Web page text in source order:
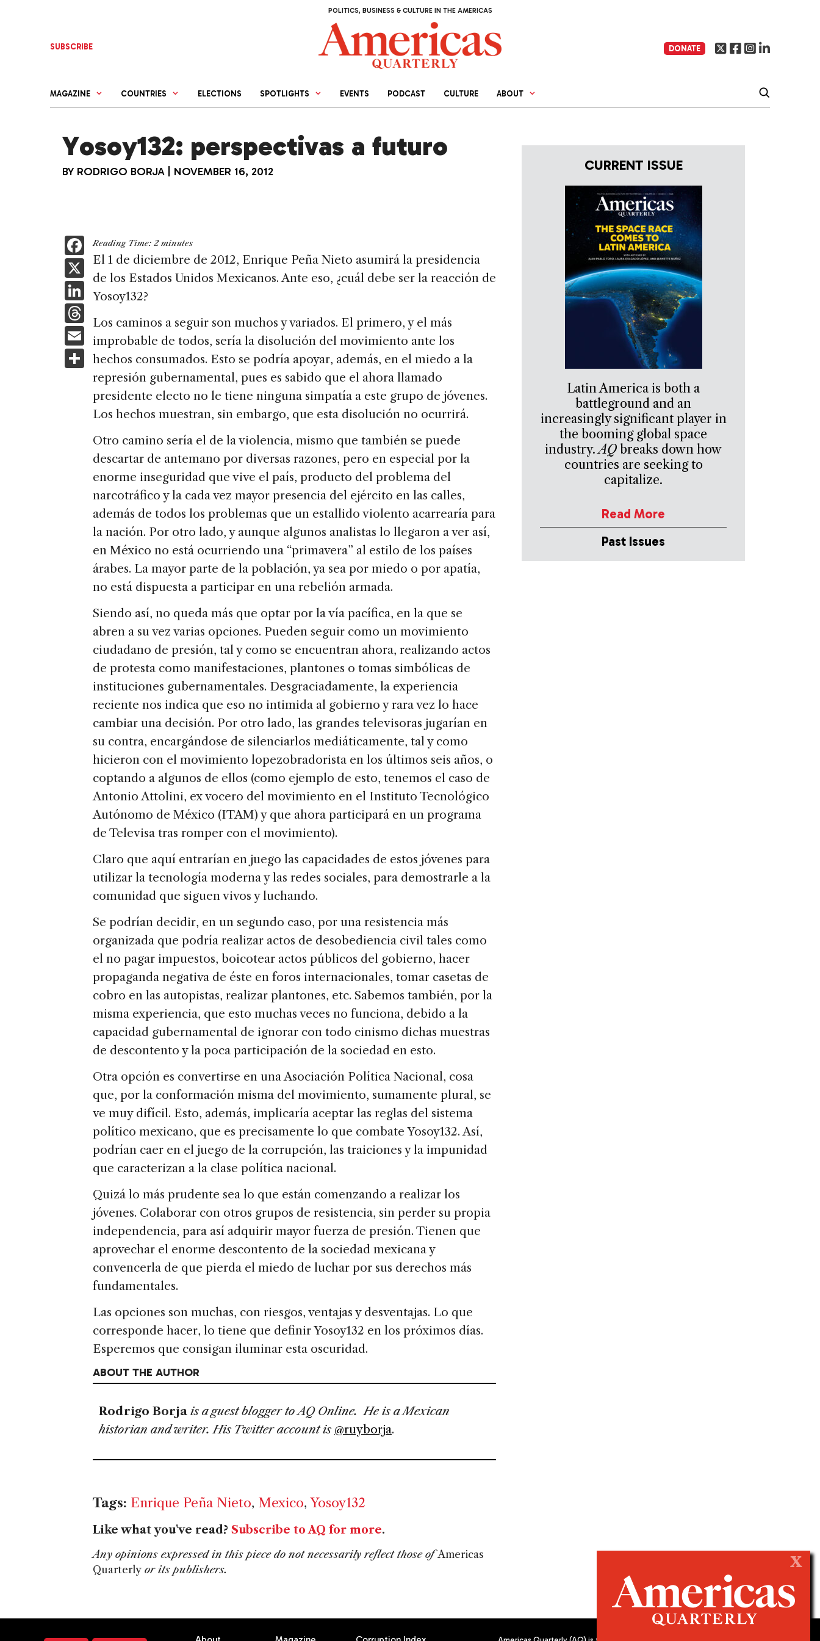
POLITICS, BUSINESS & CULTURE IN THE AMERICAS
SUBSCRIBE DONATE
MAGAZINE COUNTRIES ELECTIONS SPOTLIGHTS EVENTS PODCAST CULTURE ABOUT
Yosoy132: perspectivas a futuro
BY RODRIGO BORJA NOVEMBER 16, 2012
F
a
c
b
o
o
k
X
Li
k
e
dI
n
T
h
re
a
d
E
m
ai
S
h
ar
e
Reading Time: 2 minutes
El 1 de diciembre de 2012, Enrique Peña Nieto asumirá la presidencia
de los Estados Unidos Mexicanos. Ante eso, ¿cuál debe ser la reacción de
Yosoy132?
Los caminos a seguir son muchos y variados. El primero, y el más
improbable de todos, sería la disolución del movimiento ante los
hechos consumados. Esto se podría apoyar, además, en el miedo a la
represión gubernamental, pues es sabido que el ahora llamado
presidente electo no le tiene ninguna simpatía a este grupo de jóvenes.
Los hechos muestran, sin embargo, que esta disolución no ocurrirá.
Otro camino sería el de la violencia, mismo que también se puede
descartar de antemano por diversas razones, pero en especial por la
enorme inseguridad que vive el país, producto del problema del
narcotráfico y la cada vez mayor presencia del ejército en las calles,
además de todos los problemas que un estallido violento acarrearía para
la nación. Por otro lado, y aunque algunos analistas lo llegaron a ver así,
en México no está ocurriendo una “primavera” al estilo de los países
árabes. La mayor parte de la población, ya sea por miedo o por apatía,
no está dispuesta a participar en una rebelión armada.
Siendo así, no queda más que optar por la vía pacífica, en la que se
abren a su vez varias opciones. Pueden seguir como un movimiento
ciudadano de presión, tal y como se encuentran ahora, realizando actos
de protesta como manifestaciones, plantones o tomas simbólicas de
instituciones gubernamentales. Desgraciadamente, la experiencia
reciente nos indica que eso no intimida al gobierno y rara vez lo hace
cambiar una decisión. Por otro lado, las grandes televisoras jugarían en
su contra, encargándose de silenciarlos mediáticamente, tal y como
hicieron con el movimiento lopezobradorista en los últimos seis años, o
coptando a algunos de ellos (como ejemplo de esto, tenemos el caso de
Antonio Attolini, ex vocero del movimiento en el Instituto Tecnológico
Autónomo de México (ITAM) y que ahora participará en un programa
de Televisa tras romper con el movimiento).
Claro que aquí entrarían en juego las capacidades de estos jóvenes para
utilizar la tecnología moderna y las redes sociales, para demostrarle a la
comunidad que siguen vivos y luchando.
Se podrían decidir, en un segundo caso, por una resistencia más
organizada que podría realizar actos de desobediencia civil tales como
el no pagar impuestos, boicotear actos públicos del gobierno, hacer
propaganda negativa de éste en foros internacionales, tomar casetas de
cobro en las autopistas, realizar plantones, etc. Sabemos también, por la
misma experiencia, que esto muchas veces no funciona, debido a la
capacidad gubernamental de ignorar con todo cinismo dichas muestras
de descontento y la poca participación de la sociedad en esto.
Otra opción es convertirse en una Asociación Política Nacional, cosa
que, por la conformación misma del movimiento, sumamente plural, se
ve muy difícil. Esto, además, implicaría aceptar las reglas del sistema
político mexicano, que es precisamente lo que combate Yosoy132. Así,
podrían caer en el juego de la corrupción, las traiciones y la impunidad
que caracterizan a la clase política nacional.
Quizá lo más prudente sea lo que están comenzando a realizar los
jóvenes. Colaborar con otros grupos de resistencia, sin perder su propia
independencia, para así adquirir mayor fuerza de presión. Tienen que
aprovechar el enorme descontento de la sociedad mexicana y
convencerla de que pierda el miedo de luchar por sus derechos más
fundamentales.
Las opciones son muchas, con riesgos, ventajas y desventajas. Lo que
corresponde hacer, lo tiene que definir Yosoy132 en los próximos días.
Esperemos que consigan iluminar esta oscuridad.
ABOUT THE AUTHOR
Rodrigo Borja is a guest blogger to AQ Online. He is a Mexican
historian and writer. His Twitter account is @ruyborja.
Tags: Enrique Peña Nieto, Mexico, Yosoy132
Like what you've read? Subscribe to AQ for more.
Any opinions expressed in this piece do not necessarily reflect those ofAmericas
Quarterly or its publishers.
CURRENT ISSUE
Latin America is both a
battleground and an
increasingly significant player in
the booming global space
industry.AQ breaks down how
countries are seeking to
capitalize.
Read More
Past Issues
X